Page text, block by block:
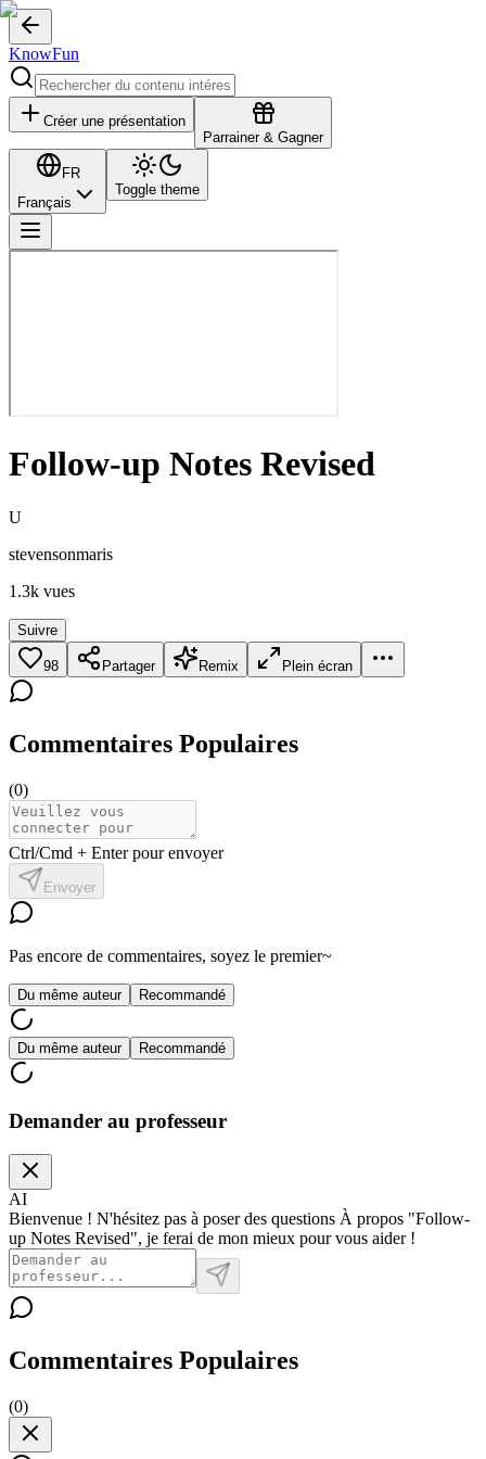
KnowFun
Créer une présentation
Parrainer & Gagner
FR
Français
Toggle theme
Follow-up Notes Revised
U
stevensonmaris
1.3k vues
Suivre
98 Partager Remix Plein écran
Commentaires Populaires
(0)
Ctrl/Cmd + Enter pour envoyer
Envoyer
Pas encore de commentaires, soyez le premier~
Du même auteur Recommandé
Du même auteur Recommandé
Demander au professeur
AI
Bienvenue ! N'hésitez pas à poser des questions À propos "Follow-
up Notes Revised", je ferai de mon mieux pour vous aider !
Commentaires Populaires
(0)